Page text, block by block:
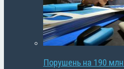
Порушень на 190